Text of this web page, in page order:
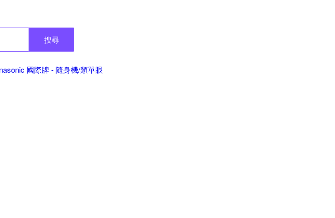
搜尋
國際牌 - 隨身機/類單眼